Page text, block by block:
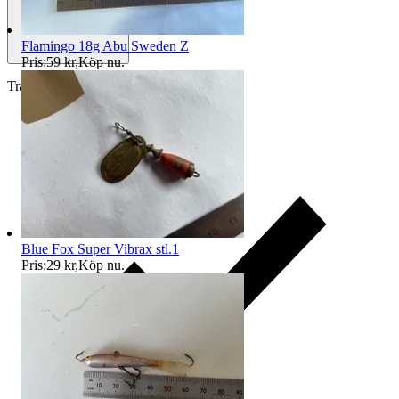
Traderas köparskydd
Flamingo 18g Abu Sweden Z
Pris:59 kr,Köp nu.
Blue Fox Super Vibrax stl.1
Pris:29 kr,Köp nu.